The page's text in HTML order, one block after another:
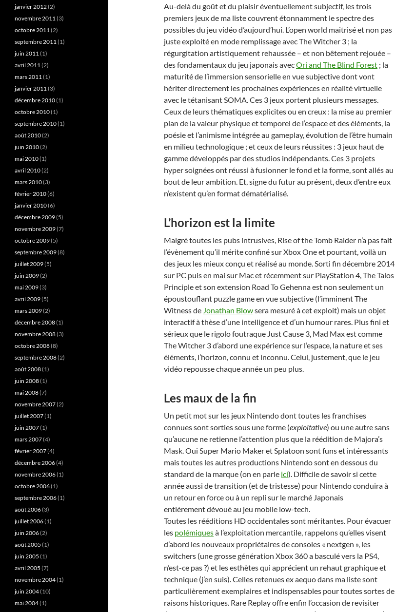
Au-delà du goût et du plaisir éventuellement subjectif, les trois
premiers jeux de ma liste couvrent étonnamment le spectre des
possibles du jeu vidéo d’aujourd’hui. L’open world maitrisé et non pas
juste exploité en mode remplissage avec The Witcher 3 ; la
régurgitation artistiquement rehaussée – et non bêtement rejouée –
des fondamentaux du jeu japonais avecOri and The Blind Forest ; la
maturité de l’immersion sensorielle en vue subjective dont vont
hériter directement les prochaines expériences en réalité virtuelle
avec le tétanisant SOMA. Ces 3 jeux portent plusieurs messages.
Ceux de leurs thématiques explicites ou en creux : la mise au premier
plan de la valeur physique et temporel de l’espace et des éléments, la
poésie et l’animisme intégrée au gameplay, évolution de l’être humain
en milieu technologique ; et ceux de leurs réussites : 3 jeux haut de
gamme développés par des studios indépendants. Ces 3 projets
hyper soignées ont réussi à fusionner le fond et la forme, sont allés au
bout de leur ambition. Et, signe du futur au présent, deux d’entre eux
n’existent qu’en format dématérialisé.
L’horizon est la limite
Malgré toutes les pubs intrusives, Rise of the Tomb Raider n’a pas fait
l’évènement qu’il mérite confiné sur Xbox One et pourtant, voilà un
des jeux les mieux conçu et réalisé au monde. Sorti fin décembre 2014
sur PC puis en mai sur Mac et récemment sur PlayStation 4, The Talos
Principle et son extension Road To Gehenna est non seulement un
époustouflant puzzle game en vue subjective (l’imminent The
Witness de Jonathan Blowsera mesuré à cet exploit) mais un objet
interactif à thèse d’une intelligence et d’un humour rares. Plus fini et
sérieux que le rigolo foutraque Just Cause 3, Mad Max est comme
The Witcher 3 d’abord une expérience sur l’espace, la nature et ses
éléments, l’horizon, connu et inconnu. Celui, justement, que le jeu
vidéo repousse chaque année un peu plus.
Les maux de la fin
Un petit mot sur les jeux Nintendo dont toutes les franchises
connues sont sorties sous une forme (exploitative) ou une autre sans
qu’aucune ne retienne l’attention plus que la réédition de Majora’s
Mask. Oui Super Mario Maker et Splatoon sont funs et intéressants
mais toutes les autres productions Nintendo sont en dessous du
standard de la marque (on en parle ici). Difficile de savoir si cette
année aussi de transition (et de tristesse) pour Nintendo conduira à
un retour en force ou à un repli sur le marché Japonais
entièrement dévoué au jeu mobile low-tech.
Toutes les rééditions HD occidentales sont méritantes. Pour évacuer
les polémiquesà l’exploitation mercantile, rappelons qu’elles visent
d’abord les nouveaux propriétaires de consoles « nextgen », les
switchers (une grosse génération Xbox 360 a basculé vers la PS4,
n’est-ce pas ?) et les esthètes qui apprécient un rehaut graphique et
technique (j’en suis). Celles retenues ex aequo dans ma liste sont
particulièrement exemplaires et indispensables pour toutes sortes de
raisons historiques. Rare Replay offre enfin l’occasion de revisiter
janvier 2012(2)
novembre 2011(3)
octobre 2011(2)
septembre 2011(1)
juin 2011(1)
avril 2011(2)
mars 2011(1)
janvier 2011(3)
décembre 2010(1)
octobre 2010(1)
septembre 2010(1)
août 2010(2)
juin 2010(2)
mai 2010(1)
avril 2010(2)
mars 2010(3)
février 2010(6)
janvier 2010(6)
décembre 2009(5)
novembre 2009(7)
octobre 2009(5)
septembre 2009(8)
juillet 2009(5)
juin 2009(2)
mai 2009(3)
avril 2009(5)
mars 2009(2)
décembre 2008(1)
novembre 2008(3)
octobre 2008(8)
septembre 2008(2)
août 2008(1)
juin 2008(1)
mai 2008(7)
novembre 2007(2)
juillet 2007(1)
juin 2007(1)
mars 2007(4)
février 2007(4)
décembre 2006(4)
novembre 2006(1)
octobre 2006(1)
septembre 2006(1)
août 2006(3)
juillet 2006(1)
juin 2006(2)
août 2005 (1)
juin 2005 (1)
avril 2005 (7)
novembre 2004(1)
juin 2004(10)
mai 2004(1)